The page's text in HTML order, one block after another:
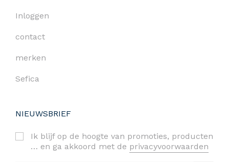
Inloggen
contact
merken
Sefica
NIEUWSBRIEF
Ik blijf op de hoogte van promoties, producten
… en ga akkoord met de privacyvoorwaarden